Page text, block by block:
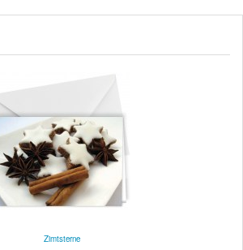
Zimtsterne